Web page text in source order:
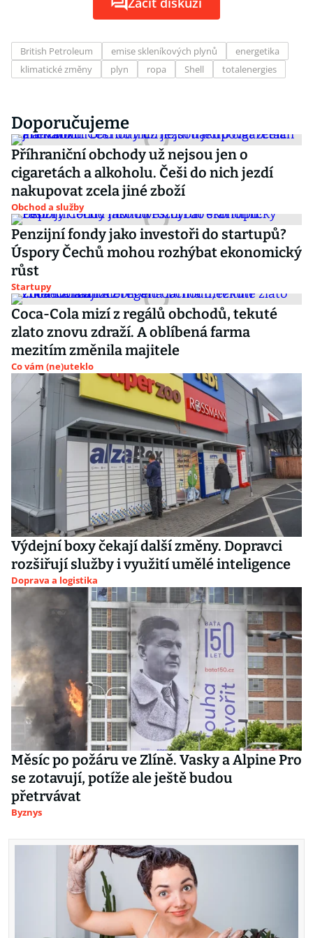
British Petroleum emise skleníkových plynů
energetika
klimatické změny
plyn ropa Shell totalenergies
Doporučujeme
Příhraniční obchody už nejsou jen o
cigaretách a alkoholu. Češi do nich jezdí
nakupovat zcela jiné zboží
Obchod a služby
Penzijní fondy jako investoři do startupů?
Úspory Čechů mohou rozhýbat ekonomický
růst
Startupy
Coca-Cola mizí z regálů obchodů, tekuté
zlato znovu zdraží. A oblíbená farma
mezitím změnila majitele
Co vám (ne)uteklo
Výdejní boxy čekají další změny. Dopravci
rozšiřují služby i využití umělé inteligence
Doprava a logistika
Měsíc po požáru ve Zlíně. Vasky a Alpine Pro
se zotavují, potíže ale ještě budou
přetrvávat
Byznys